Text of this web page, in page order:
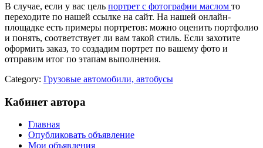
В случае, если у вас цель портрет с фотографии маслом то
переходите по нашей ссылке на сайт. На нашей онлайн-
площадке есть примеры портретов: можно оценить портфолио
и понять, соответствует ли вам такой стиль. Если захотите
оформить заказ, то создадим портрет по вашему фото и
отправим итог по этапам выполнения.
Category: Грузовые автомобили, автобусы
Кабинет автора
Главная
Опубликовать объявление
Мои объявления